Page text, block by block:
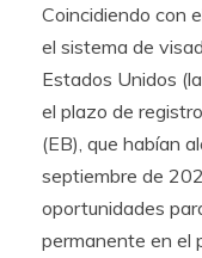
Coincidiendo con
el sistema de
Estados Unidos
el plazo de
(EB), que habían
septiembre de
oportunidades
permanente en el